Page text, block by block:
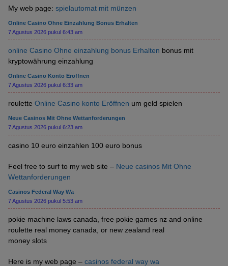
My web page: spielautomat mit münzen
Online Casino Ohne Einzahlung Bonus Erhalten
7 Agustus 2026 pukul 6:43 am
online Casino Ohne einzahlung bonus Erhalten bonus mit
kryptowährung einzahlung
Online Casino Konto Eröffnen
7 Agustus 2026 pukul 6:33 am
roulette Online Casino konto Eröffnen um geld spielen
Neue Casinos Mit Ohne Wettanforderungen
7 Agustus 2026 pukul 6:23 am
casino 10 euro einzahlen 100 euro bonus
Feel free to surf to my web site – Neue casinos Mit Ohne
Wettanforderungen
Casinos Federal Way Wa
7 Agustus 2026 pukul 5:53 am
pokie machine laws canada, free pokie games nz and online
roulette real money canada, or new zealand real
money slots
Here is my web page – casinos federal way wa